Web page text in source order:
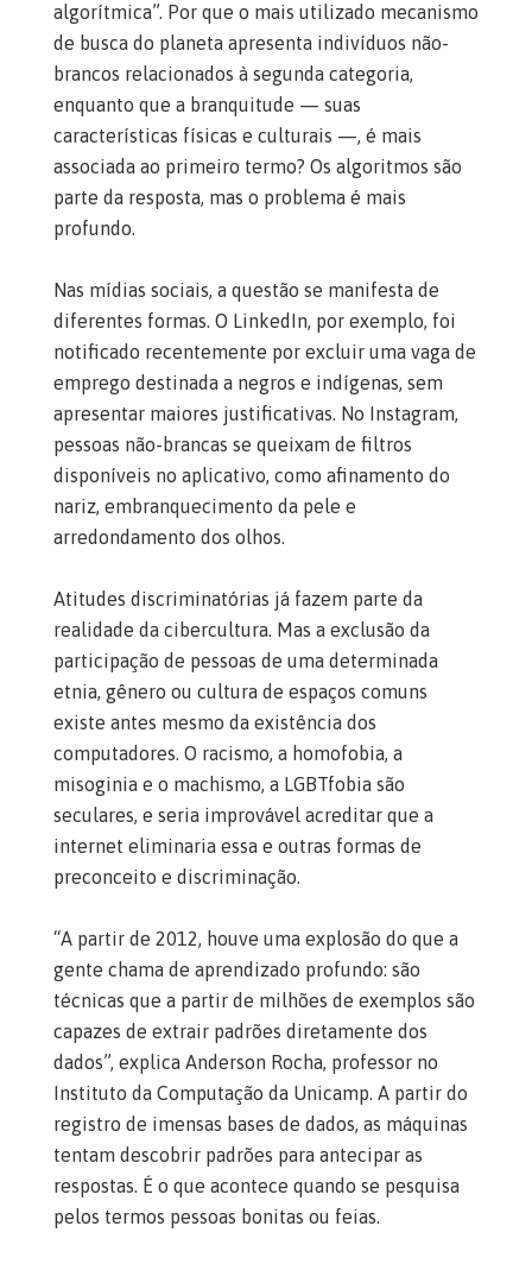
algorítmica”. Por que o mais utilizado mecanismo
de busca do planeta apresenta indivíduos não-
brancos relacionados à segunda categoria,
enquanto que a branquitude — suas
características físicas e culturais —, é mais
associada ao primeiro termo? Os algoritmos são
parte da resposta, mas o problema é mais
profundo.
Nas mídias sociais, a questão se manifesta de
diferentes formas. O LinkedIn, por exemplo, foi
notificado recentemente por excluir uma vaga de
emprego destinada a negros e indígenas, sem
apresentar maiores justificativas. No Instagram,
pessoas não-brancas se queixam de filtros
disponíveis no aplicativo, como afinamento do
nariz, embranquecimento da pele e
arredondamento dos olhos.
Atitudes discriminatórias já fazem parte da
realidade da cibercultura. Mas a exclusão da
participação de pessoas de uma determinada
etnia, gênero ou cultura de espaços comuns
existe antes mesmo da existência dos
computadores. O racismo, a homofobia, a
misoginia e o machismo, a LGBTfobia são
seculares, e seria improvável acreditar que a
internet eliminaria essa e outras formas de
preconceito e discriminação.
“A partir de 2012, houve uma explosão do que a
gente chama de aprendizado profundo: são
técnicas que a partir de milhões de exemplos são
capazes de extrair padrões diretamente dos
dados”, explica Anderson Rocha, professor no
Instituto da Computação da Unicamp. A partir do
registro de imensas bases de dados, as máquinas
tentam descobrir padrões para antecipar as
respostas. É o que acontece quando se pesquisa
pelos termos pessoas bonitas ou feias.